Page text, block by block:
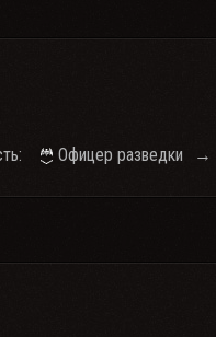
Офицер разведки →